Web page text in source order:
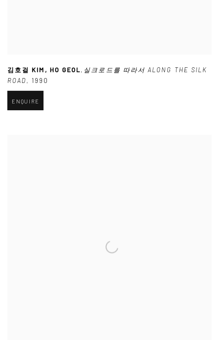
김호걸 KIM , HO GEOL, 실크로드를 따라서 ALONG THE SILK
ROAD, 1990
ENQUIRE